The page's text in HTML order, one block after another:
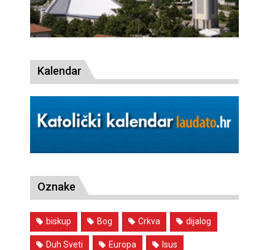
Kalendar
Oznake
biskup Bog Crkva dijalog
Duh Sveti Europa Isus